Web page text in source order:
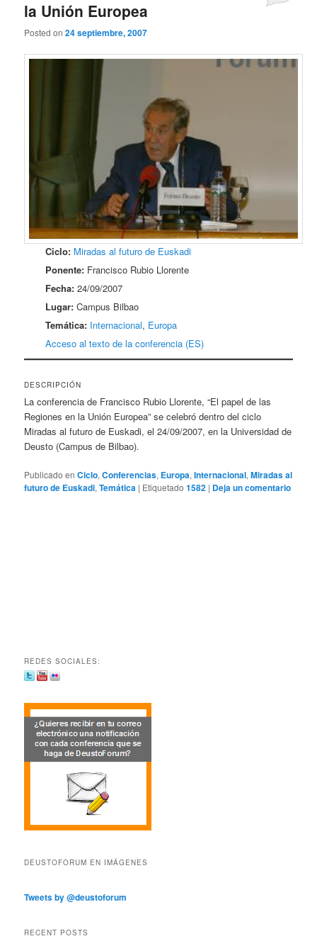
la Unión Europea
Posted on24 septiembre, 2007
Ciclo: Miradas al futuro de Euskadi
Ponente: Francisco Rubio Llorente
Fecha: 24/09/2007
Lugar: Campus Bilbao
Temática: Internacional, Europa
Acceso al texto de la conferencia (ES)
DESCRIPCIÓN
La conferencia de Francisco Rubio Llorente, “El papel de las
Regiones en la Unión Europea” se celebró dentro del ciclo
Miradas al futuro de Euskadi, el 24/09/2007, en la Universidad de
Deusto (Campus de Bilbao).
Publicado en Ciclo,Conferencias, Europa,Internacional,Miradas al
futuro de Euskadi,Temática | Etiquetado 1582 | Deja un comentario
REDES SOCIALES:
DEUSTOFORUM EN IMÁGENES
Tweets by @deustoforum
RECENT POSTS